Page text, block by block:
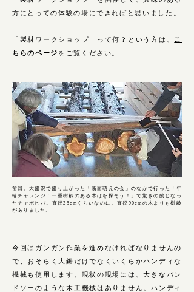
方にとっての体験の場にできればと思いました。
「製材ワークショップ」って何？という方は、 こ
ちらのページ をご覧ください。
前回、大盛況で盛り上がった「断面萌えの会」のなかで行った「年
輪チャレンジ：一番樹齢のある木はを探そう！」で驚きの的となっ
たチャボヒバ。直径25cmくらいなのに、直径90cmの木よりも樹齢
がありました。
今回はガンガン作業を進めなければなりませんの
で、おそらく大鋸だけでなくいくらかハンディな
機械も使用します。現状の現場には、大きなバン
ドソーのような木工機械はありません。ハンディ